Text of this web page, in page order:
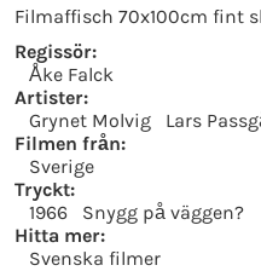
Filmaffisch 70x100cm fint
Regissör:
Åke Falck
Artister:
Grynet Molvig
Lars
Filmen från:
Sverige
Tryckt:
1966
Snygg på väggen?
Hitta mer:
Svenska filmer